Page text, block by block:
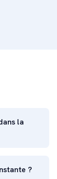
la
?